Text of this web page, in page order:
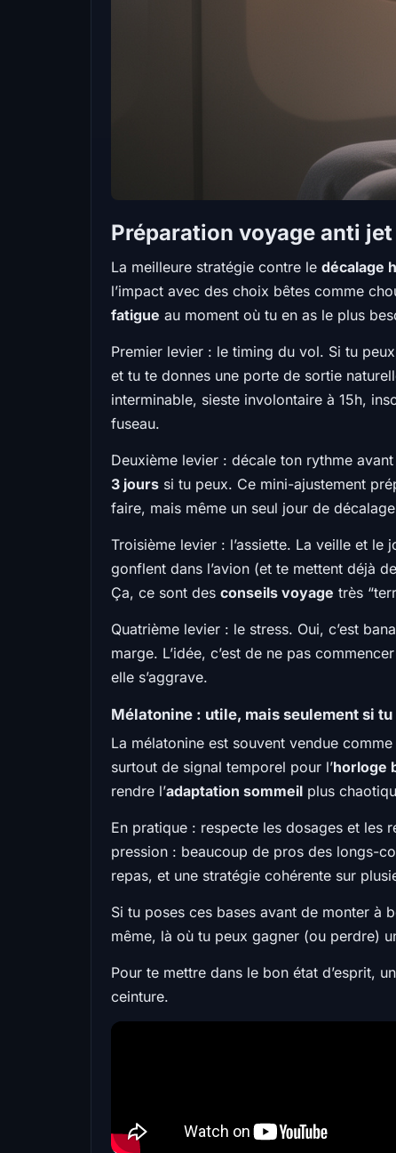
Préparation voyage anti
La meilleure stratégie contre le décalage
l’impact avec des choix bêtes comme
fatigue au moment où tu en as le plus
Premier levier : le timing du vol. Si tu
et tu te donnes une porte de sortie
interminable, sieste involontaire à 15h,
fuseau.
Deuxième levier : décale ton rythme
3 jours si tu peux. Ce mini-ajustement
faire, mais même un seul jour de
Troisième levier : l’assiette. La veille et
gonflent dans l’avion (et te mettent déjà
Ça, ce sont des conseils voyage très
Quatrième levier : le stress. Oui, c’est
marge. L’idée, c’est de ne pas
elle s’aggrave.
Mélatonine : utile, mais seulement si
La mélatonine est souvent vendue
surtout de signal temporel pour l’horloge
rendre l’adaptation sommeil plus
En pratique : respecte les dosages et les
pression : beaucoup de pros des longs-
repas, et une stratégie cohérente sur
Si tu poses ces bases avant de monter à
même, là où tu peux gagner (ou perdre)
Pour te mettre dans le bon état d’esprit,
ceinture.